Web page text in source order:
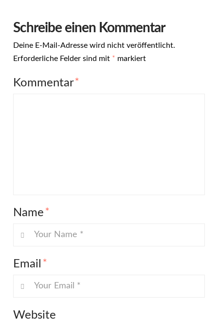
Schreibe einen Kommentar
Deine E-Mail-Adresse wird nicht veröffentlicht.
Erforderliche Felder sind mit * markiert
Kommentar*
Name*
Email*
Website